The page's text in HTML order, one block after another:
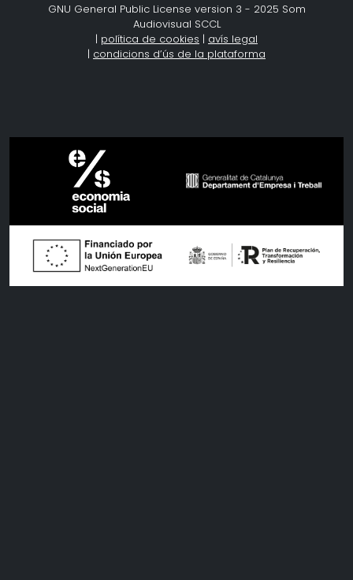
GNU General Public License version 3 - 2025 Som
Audiovisual SCCL
| política de cookies | avís legal
| condicions d’ús de la plataforma